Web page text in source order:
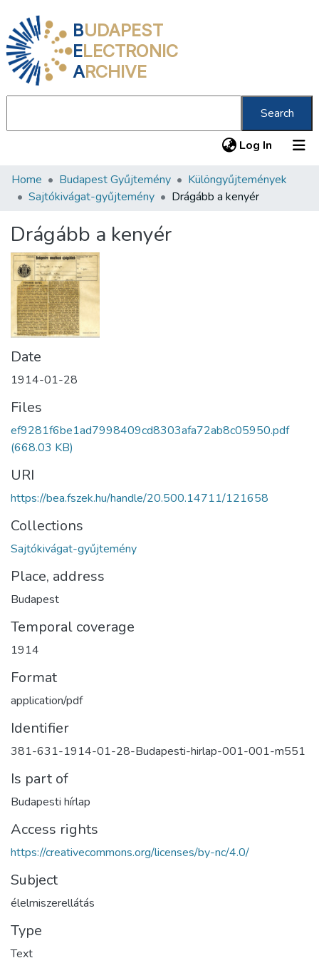
BUDAPEST
ELECTRONIC
ARCHIVE
Search
Log In (current)
Communities & Collections
Statistics
About us
Home Budapest Gyűjtemény
Különgyűjtemények
Sajtókivágat-gyűjtemény
Drágább a kenyér
Drágább a kenyér
Date
1914-01-28
Files
ef9281f6be1ad7998409cd8303afa72ab8c05950.pdf
(668.03 KB)
URI
https://bea.fszek.hu/handle/20.500.14711/121658
Collections
Sajtókivágat-gyűjtemény
Place, address
Budapest
Temporal coverage
1914
Format
application/pdf
Identifier
381-631-1914-01-28-Budapesti-hirlap-001-001-m551
Is part of
Budapesti hírlap
Access rights
https://creativecommons.org/licenses/by-nc/4.0/
Subject
élelmiszerellátás
Type
Text